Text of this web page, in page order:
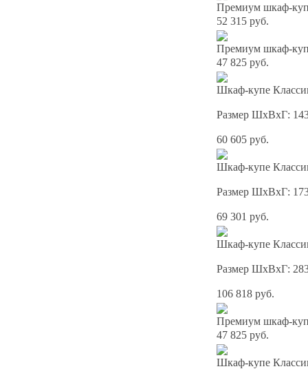
Премиум шкаф-
52 315 руб.
Премиум шкаф-
47 825 руб.
Шкаф-купе
Размер ШхВхГ:
60 605 руб.
Шкаф-купе
Размер ШхВхГ:
69 301 руб.
Шкаф-купе
Размер ШхВхГ:
106 818 руб.
Премиум шкаф-
47 825 руб.
Шкаф-купе